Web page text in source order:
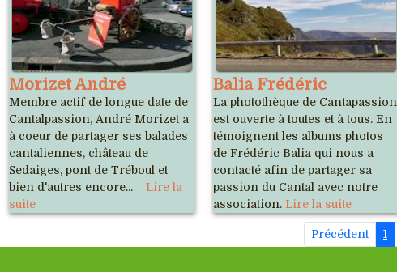
Morizet André
Membre actif de longue date de
Cantalpassion, André Morizet a
à coeur de partager ses balades
cantaliennes, château de
Sedaiges, pont de Tréboul et
bien d'autres encore... Lire la
suite
Balia Frédéric
La photothèque de Cantapassion
est ouverte à toutes et à tous. En
témoignent les albums photos
de Frédéric Balia qui nous a
contacté afin de partager sa
passion du Cantal avec notre
association. Lire la suite
Précédent 1